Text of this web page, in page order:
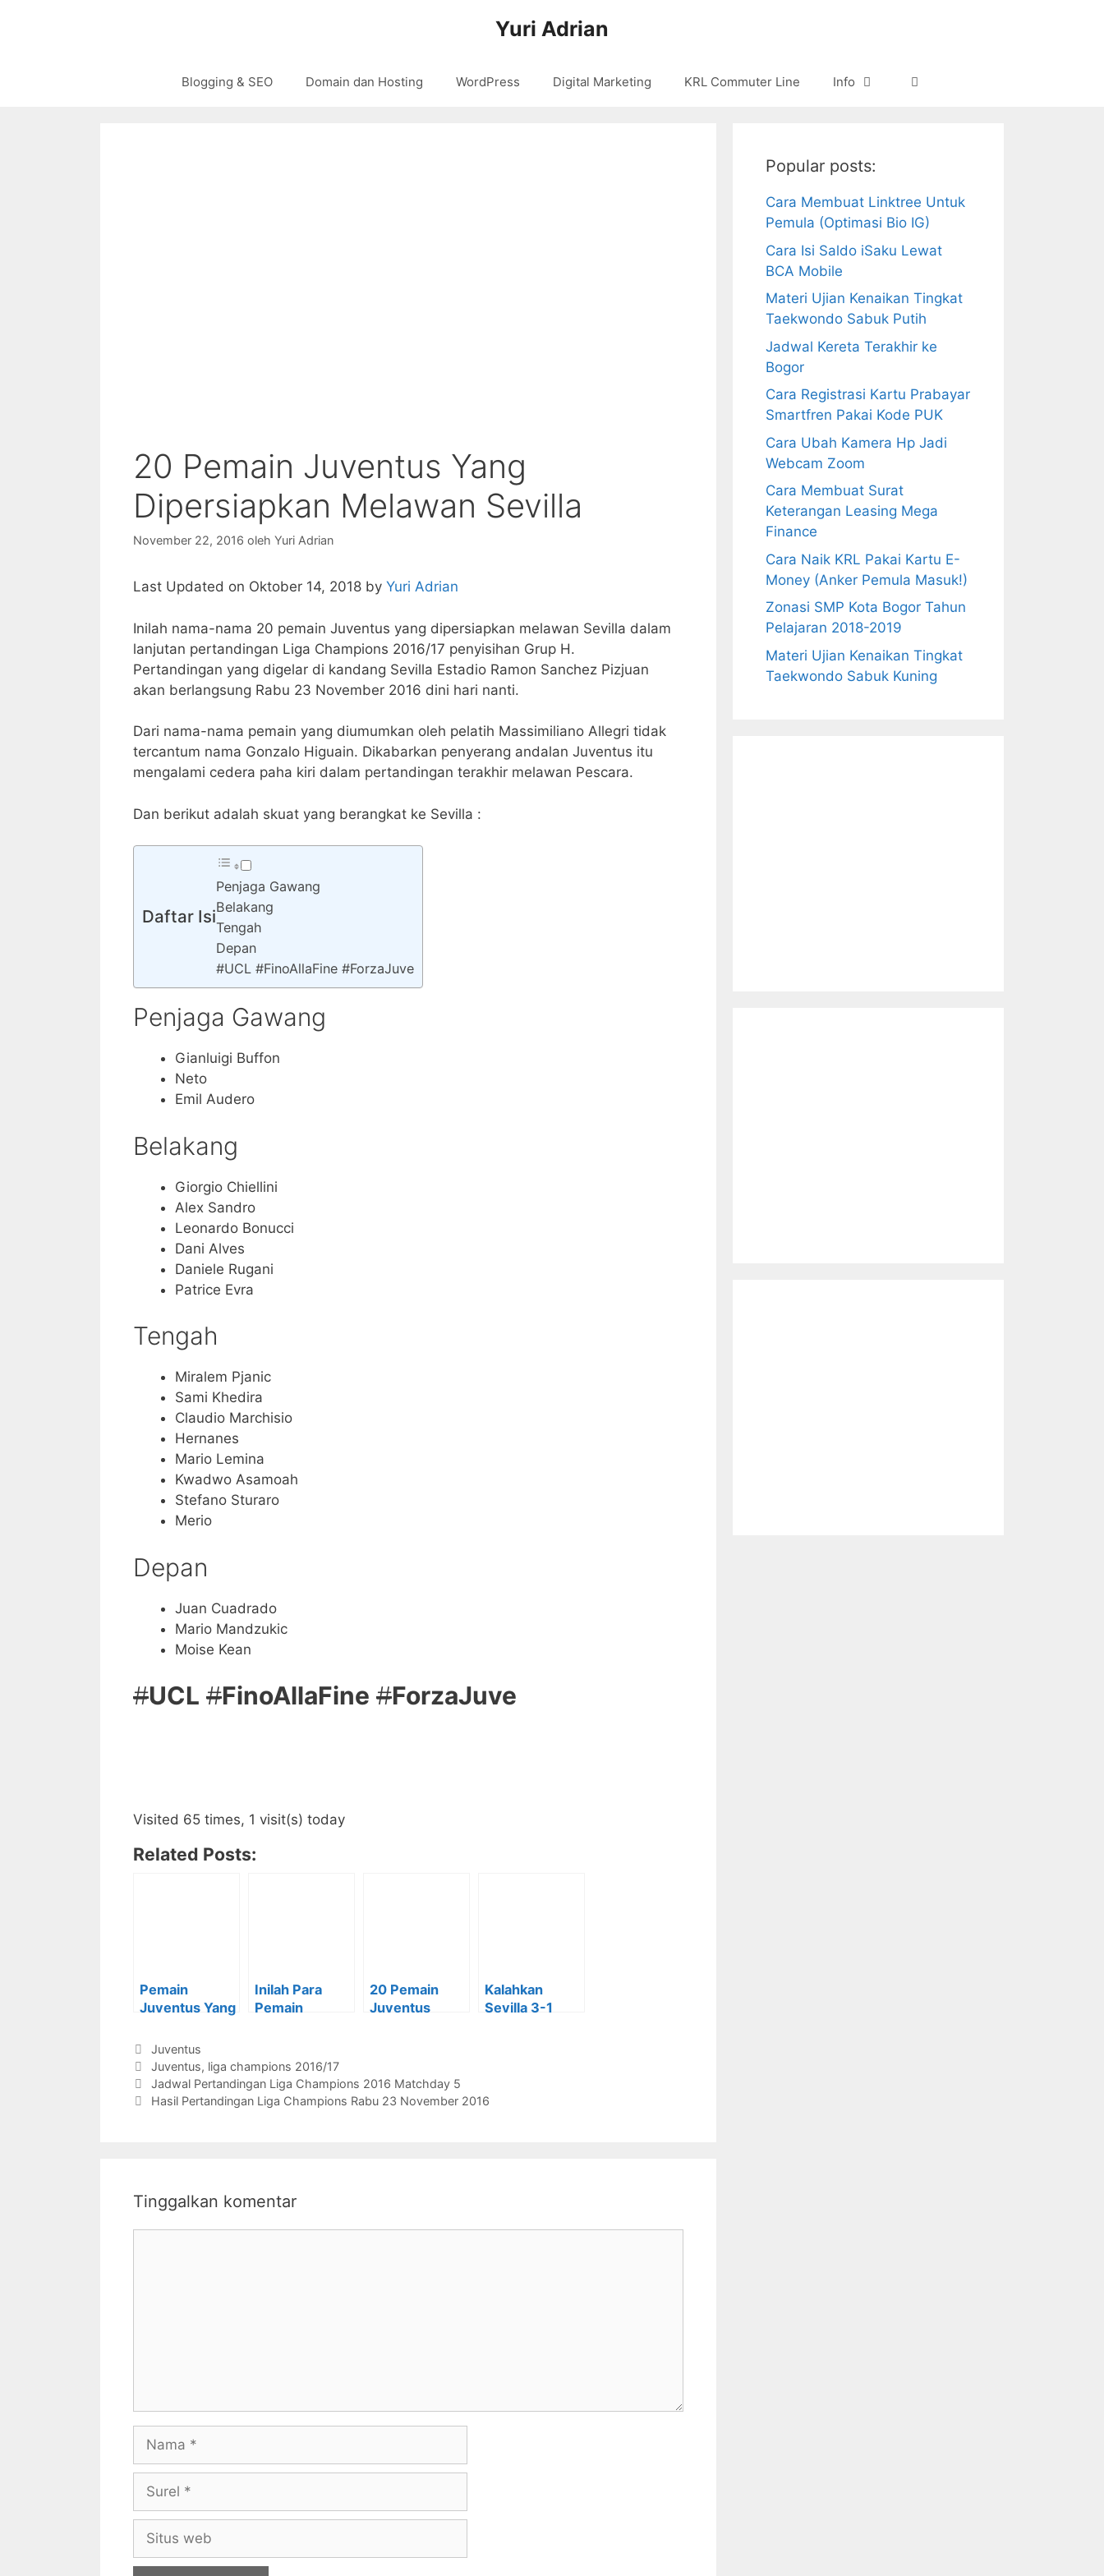
Yuri Adrian
Blogging & SEO Domain dan Hosting WordPress Digital Marketing KRL Commuter Line Info
20 Pemain Juventus Yang
Dipersiapkan Melawan Sevilla
November 22, 2016 oleh Yuri Adrian
Last Updated on Oktober 14, 2018 by Yuri Adrian
Inilah nama-nama 20 pemain Juventus yang dipersiapkan melawan Sevilla dalam
lanjutan pertandingan Liga Champions 2016/17 penyisihan Grup H.
Pertandingan yang digelar di kandang Sevilla Estadio Ramon Sanchez Pizjuan
akan berlangsung Rabu 23 November 2016 dini hari nanti.
Dari nama-nama pemain yang diumumkan oleh pelatih Massimiliano Allegri tidak
tercantum nama Gonzalo Higuain. Dikabarkan penyerang andalan Juventus itu
mengalami cedera paha kiri dalam pertandingan terakhir melawan Pescara.
Dan berikut adalah skuat yang berangkat ke Sevilla :
Daftar Isi
Penjaga Gawang
Belakang
Tengah
Depan
#UCL #FinoAllaFine #ForzaJuve
Penjaga Gawang
Gianluigi Buffon
Neto
Emil Audero
Belakang
Giorgio Chiellini
Alex Sandro
Leonardo Bonucci
Dani Alves
Daniele Rugani
Patrice Evra
Tengah
Miralem Pjanic
Sami Khedira
Claudio Marchisio
Hernanes
Mario Lemina
Kwadwo Asamoah
Stefano Sturaro
Merio
Depan
Juan Cuadrado
Mario Mandzukic
Moise Kean
#UCL #FinoAllaFine #ForzaJuve
Visited 65 times, 1 visit(s) today
Related Posts:
Pemain
Juventus Yang
Melawan
Genoa
Inilah Para
Pemain
20 Pemain
Juventus
Kalahkan
Sevilla 3-1
Kategori
Juventus
Tag
Juventus, liga champions 2016/17
Jadwal Pertandingan Liga Champions 2016 Matchday 5
Hasil Pertandingan Liga Champions Rabu 23 November 2016
Tinggalkan komentar
Nama
Surel
Situs
web
Popular posts:
Cara Membuat Linktree Untuk
Pemula (Optimasi Bio IG)
Cara Isi Saldo iSaku Lewat
BCA Mobile
Materi Ujian Kenaikan Tingkat
Taekwondo Sabuk Putih
Jadwal Kereta Terakhir ke
Bogor
Cara Registrasi Kartu Prabayar
Smartfren Pakai Kode PUK
Cara Ubah Kamera Hp Jadi
Webcam Zoom
Cara Membuat Surat
Keterangan Leasing Mega
Finance
Cara Naik KRL Pakai Kartu E-
Money (Anker Pemula Masuk!)
Zonasi SMP Kota Bogor Tahun
Pelajaran 2018-2019
Materi Ujian Kenaikan Tingkat
Taekwondo Sabuk Kuning